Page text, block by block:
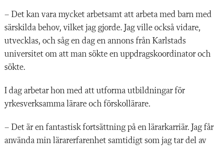
– Det kan vara mycket arbetsamt att arbeta med barn med
särskilda behov, vilket jag gjorde. Jag ville också vidare,
utvecklas, och såg en dag en annons från Karlstads
universitet om att man sökte en uppdragskoordinator och
sökte.
I dag arbetar hon med att utforma utbildningar för
yrkesverksamma lärare och förskollärare.
– Det är en fantastisk fortsättning på en lärarkarriär. Jag får
använda min lärarerfarenhet samtidigt som jag tar del av